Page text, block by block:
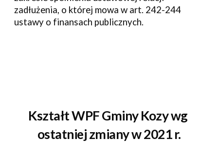
zadłużenia, o której mowa w art. 242-244
ustawy o finansach publicznych.
Kształt WPF Gminy Kozy wg
ostatniej zmiany w 2021 r.